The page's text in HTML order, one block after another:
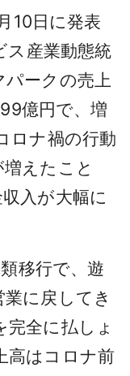
日に発表
ス産業動態統
パークの売上
億円で、増
ロナ禍の行動
えたこと
入が大幅に
移行で、遊
に戻してき
全に払しょ
高はコロナ前